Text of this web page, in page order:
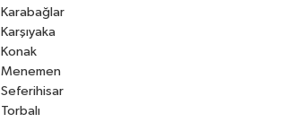
Karabağlar
Karşıyaka
Konak
Menemen
Seferihisar
Torbalı